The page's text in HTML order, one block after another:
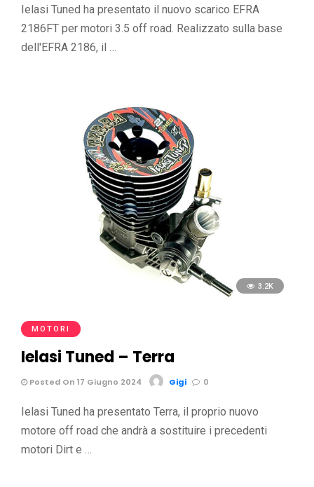
Ielasi Tuned ha presentato il nuovo scarico EFRA
2186FT per motori 3.5 off road. Realizzato sulla base
dell'EFRA 2186, il …
3.2K
MOTORI
Ielasi Tuned – Terra
Posted On 17 Giugno 2024 Gigi 0
Ielasi Tuned ha presentato Terra, il proprio nuovo
motore off road che andrà a sostituire i precedenti
motori Dirt e …